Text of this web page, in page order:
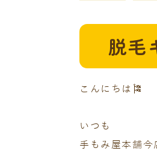
脱毛
こんにちは🎏
いつも
手もみ屋本舗今